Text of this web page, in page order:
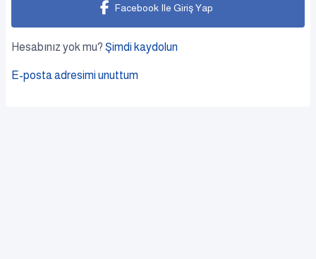
Facebook Ile Giriş Yap
Hesabınız yok mu? Şimdi kaydolun
E-posta adresimi unuttum